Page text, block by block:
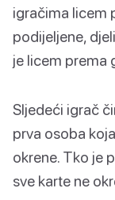
igračima licem
podijeljene,
je licem prema
Sljedeći igrač
prva osoba
okrene. Tko je
sve karte ne